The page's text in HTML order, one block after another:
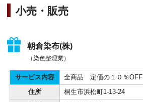
小売・販売
朝倉染布(株)
（染色整理業）
サービス内容 全商品 定価の１０％OFF
住所 桐生市浜松町1-13-24